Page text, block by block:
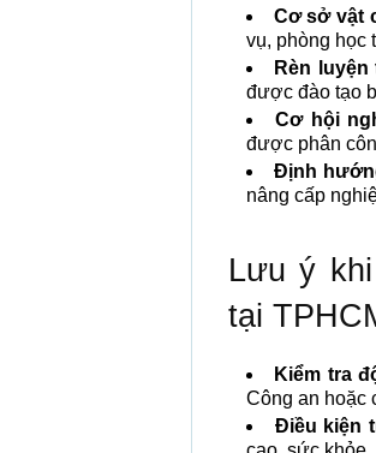
Cơ sở vật
vụ, phòng học
Rèn
được đào tạo
Cơ hội
được phân
Định
nâng cấp
Lưu ý
tại
Kiểm tra
Công an hoặc
Điều kiện